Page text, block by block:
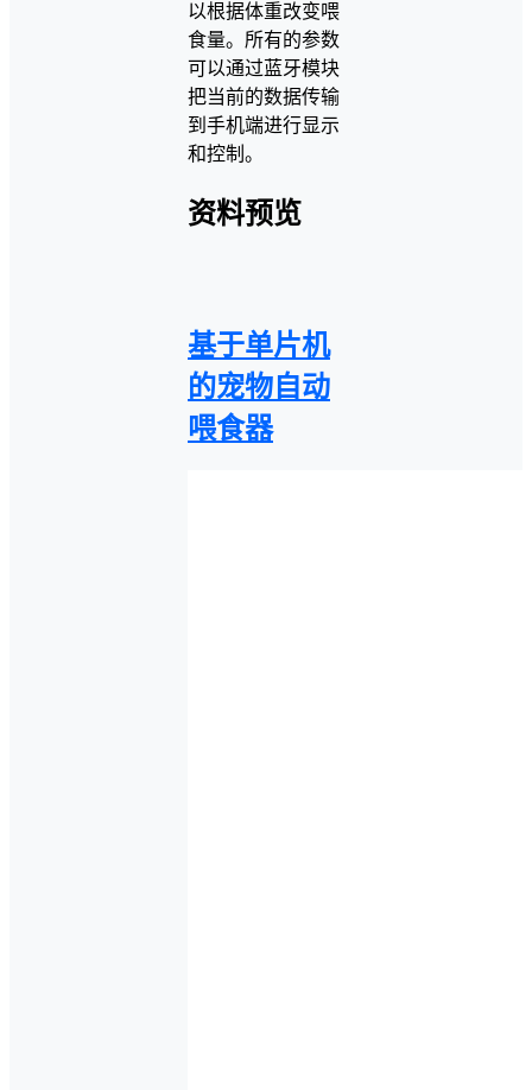
以根据体重改变喂
食量。所有的参数
可以通过蓝牙模块
把当前的数据传输
到手机端进行显示
和控制。
资料预览
基于单片机
的宠物自动
喂食器